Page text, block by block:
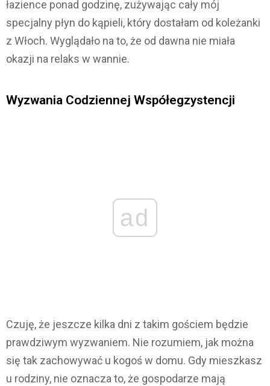
łazience ponad godzinę, zużywając cały mój
specjalny płyn do kąpieli, który dostałam od koleżanki
z Włoch. Wyglądało na to, że od dawna nie miała
okazji na relaks w wannie.
Wyzwania Codziennej Współegzystencji
ad
Czuję, że jeszcze kilka dni z takim gościem będzie
prawdziwym wyzwaniem. Nie rozumiem, jak można
się tak zachowywać u kogoś w domu. Gdy mieszkasz
u rodziny, nie oznacza to, że gospodarze mają